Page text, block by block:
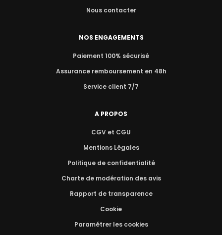
Nous contacter
NOS ENGAGEMENTS
Paiement 100% sécurisé
Assurance remboursement en 48h
Service client 7/7
A PROPOS
CGV et CGU
Mentions Légales
Politique de confidentialité
Charte de modération des avis
Rapport de transparence
Cookie
Paramétrer les cookies